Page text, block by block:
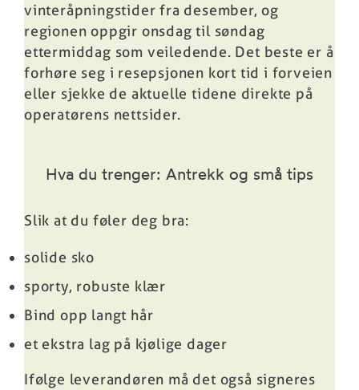
vinteråpningstider fra desember, og
regionen oppgir onsdag til søndag
ettermiddag som veiledende. Det beste er å
forhøre seg i resepsjonen kort tid i forveien
eller sjekke de aktuelle tidene direkte på
operatørens nettsider.
Hva du trenger: Antrekk og små tips
Slik at du føler deg bra:
solide sko
sporty, robuste klær
Bind opp langt hår
et ekstra lag på kjølige dager
Ifølge leverandøren må det også signeres